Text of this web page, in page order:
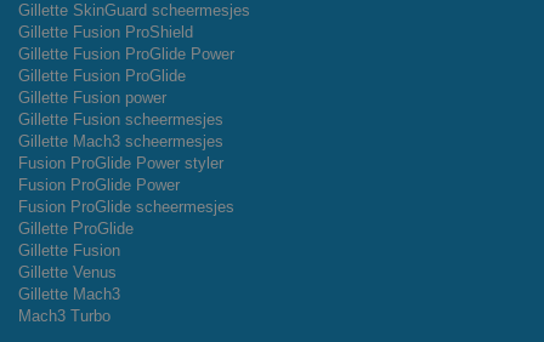
Gillette SkinGuard scheermesjes
Gillette Fusion ProShield
Gillette Fusion ProGlide Power
Gillette Fusion ProGlide
Gillette Fusion power
Gillette Fusion scheermesjes
Gillette Mach3 scheermesjes
Fusion ProGlide Power styler
Fusion ProGlide Power
Fusion ProGlide scheermesjes
Gillette ProGlide
Gillette Fusion
Gillette Venus
Gillette Mach3
Mach3 Turbo